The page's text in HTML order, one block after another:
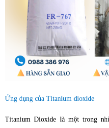
Ứng dụng của Titanium dioxide
Titanium Dioxide là một trong